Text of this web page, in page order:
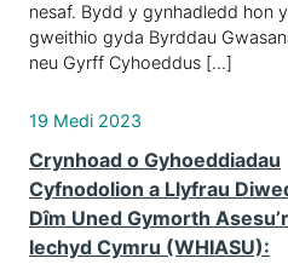
nesaf. Bydd y gynhadledd hon
gweithio gyda Byrddau
neu Gyrff Cyhoeddus […]
19 Medi 2023
Crynhoad o Gyhoeddiadau
Cyfnodolion a Llyfrau
Dîm Uned Gymorth
Iechyd Cymru (WHIASU):